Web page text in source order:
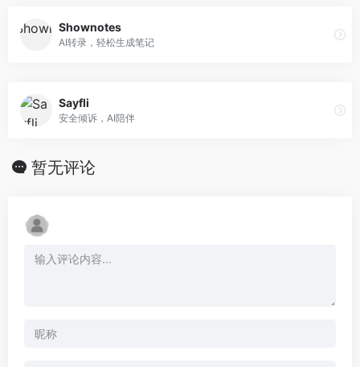
Shownotes
AI转录，轻松生成笔记
Sayfli
安全倾诉，AI陪伴
暂无评论